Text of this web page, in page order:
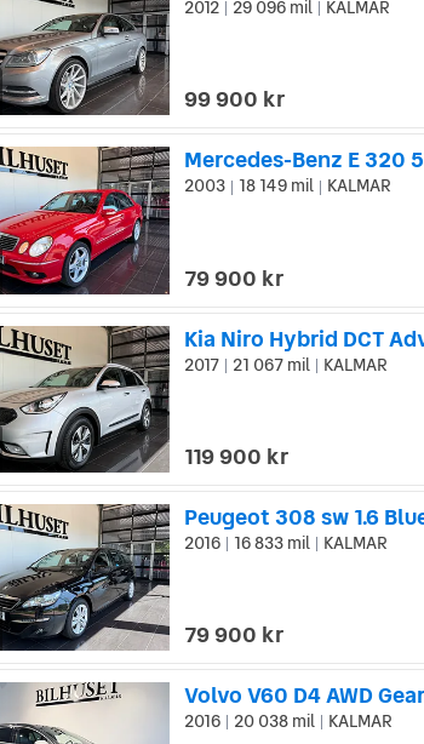
2012 29 096 mil KALMAR
99 900 kr
Mercedes-Benz E 320
2003 18 149 mil KALMAR
79 900 kr
Kia Niro Hybrid DCT
2017 21 067 mil KALMAR
119 900 kr
Peugeot 308 sw 1.6
2016 16 833 mil KALMAR
79 900 kr
Volvo V60 D4 AWD
2016 20 038 mil KALMAR